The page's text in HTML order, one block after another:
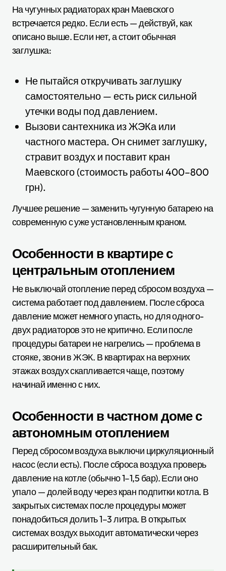
На чугунных радиаторах кран Маевского
встречается редко. Если есть — действуй, как
описано выше. Если нет, а стоит обычная
заглушка:
Не пытайся откручивать заглушку
самостоятельно — есть риск сильной
утечки воды под давлением.
Вызови сантехника из ЖЭКа или
частного мастера. Он снимет заглушку,
стравит воздух и поставит кран
Маевского (стоимость работы 400–800
грн).
Лучшее решение — заменить чугунную батарею на
современную с уже установленным краном.
Особенности в квартире с
центральным отоплением
Не выключай отопление перед сбросом воздуха —
система работает под давлением. После сброса
давление может немного упасть, но для одного-
двух радиаторов это не критично. Если после
процедуры батареи не нагрелись — проблема в
стояке, звони в ЖЭК. В квартирах на верхних
этажах воздух скапливается чаще, поэтому
начинай именно с них.
Особенности в частном доме с
автономным отоплением
Перед сбросом воздуха выключи циркуляционный
насос (если есть). После сброса воздуха проверь
давление на котле (обычно 1–1,5 бар). Если оно
упало — долей воду через кран подпитки котла. В
закрытых системах после процедуры может
понадобиться долить 1–3 литра. В открытых
системах воздух выходит автоматически через
расширительный бак.